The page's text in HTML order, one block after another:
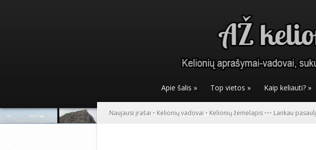
Apie šalis » Top vietos » Kaip keliauti? »
Naujausi įrašai • Kelionių vadovai • Kelionių žemėlapis ••• Lankau pasaulį